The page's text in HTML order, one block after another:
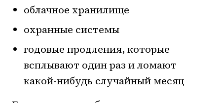
облачное хранилище
охранные системы
годовые продления, которые
всплывают один раз и ломают
какой-нибудь случайный месяц